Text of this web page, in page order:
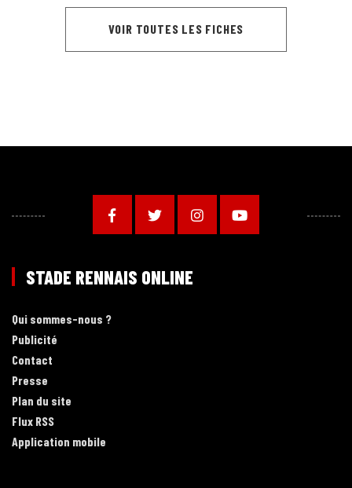
VOIR TOUTES LES FICHES
STADE RENNAIS ONLINE
Qui sommes-nous ?
Publicité
Contact
Presse
Plan du site
Flux RSS
Application mobile